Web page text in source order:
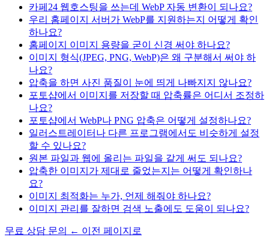
카페24 웹호스팅을 쓰는데 WebP 자동 변환이 되나요?
우리 홈페이지 서버가 WebP를 지원하는지 어떻게 확인
하나요?
홈페이지 이미지 용량을 굳이 신경 써야 하나요?
이미지 형식(JPEG, PNG, WebP)은 왜 구분해서 써야 하
나요?
압축을 하면 사진 품질이 눈에 띄게 나빠지지 않나요?
포토샵에서 이미지를 저장할 때 압축률은 어디서 조정하
나요?
포토샵에서 WebP나 PNG 압축은 어떻게 설정하나요?
일러스트레이터나 다른 프로그램에서도 비슷하게 설정
할 수 있나요?
원본 파일과 웹에 올리는 파일을 같게 써도 되나요?
압축한 이미지가 제대로 줄었는지는 어떻게 확인하나
요?
이미지 최적화는 누가, 언제 해줘야 하나요?
이미지 관리를 잘하면 검색 노출에도 도움이 되나요?
무료 상담 문의 ← 이전 페이지로